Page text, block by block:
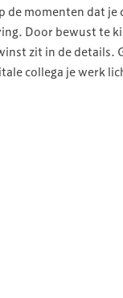
momenten dat je
Door bewust te
zit in de details.
collega je werk